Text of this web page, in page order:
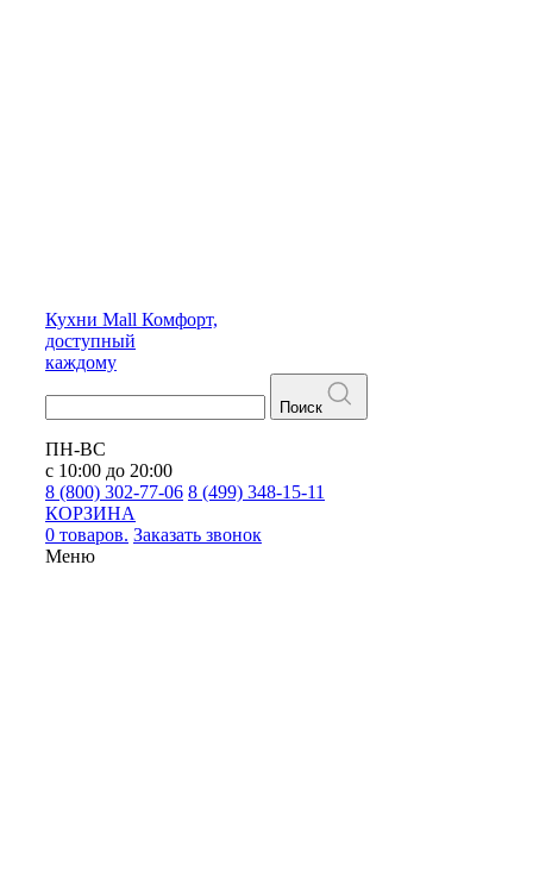
Кухни Mall Комфорт,
доступный
каждому
Поиск
ПН-ВС
с 10:00 до 20:00
8 (800) 302-77-06 8 (499) 348-15-11
КОРЗИНА
0 товаров. Заказать звонок
Меню